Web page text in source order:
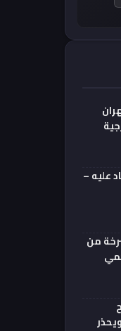
عليه –
من